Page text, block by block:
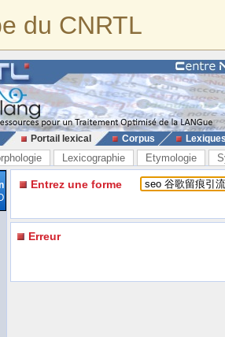
du CNRTL
Portail lexical Corpus
Lexicographie Etymologie
Entrez une forme
Erreur